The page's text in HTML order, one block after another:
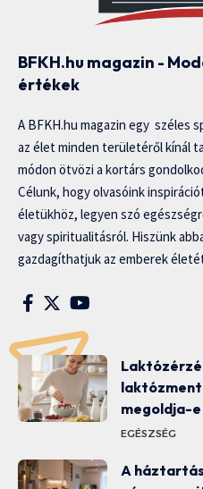
BFKH.hu magazin -
értékek
A BFKH.hu magazin egy széles
az élet minden területéről kínál
módon ötvözi a kortárs
Célunk, hogy olvasóink
életükhöz, legyen szó
vagy spiritualitásról. Hiszünk
gazdagíthatjuk az emberek
megoldja-
EGÉSZSÉG
A